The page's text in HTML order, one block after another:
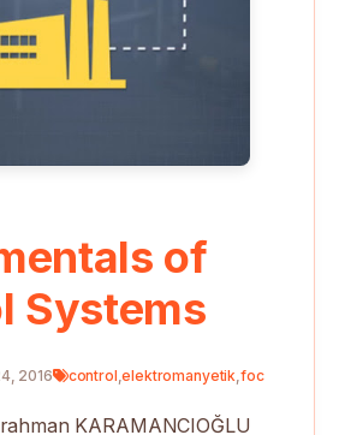
of
Systems
2016 control,elektromanyetik,foc
KARAMANCIOĞLU